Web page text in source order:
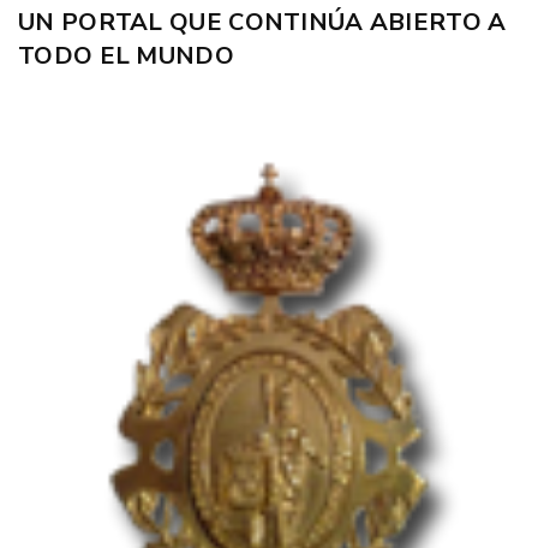
UN PORTAL QUE CONTINÚA ABIERTO A
TODO EL MUNDO